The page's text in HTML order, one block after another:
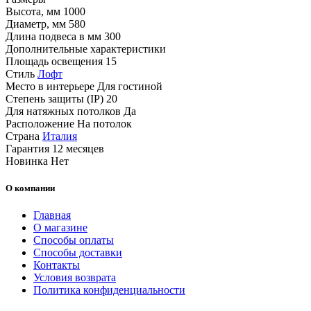
Высота, мм 1000
Диаметр, мм 580
Длина подвеса в мм 300
Дополнительные характеристики
Площадь освещения 15
Стиль Лофт
Место в интерьере Для гостиной
Степень защиты (IP) 20
Для натяжных потолков Да
Расположение На потолок
Страна Италия
Гарантия 12 месяцев
Новинка Нет
О компании
Главная
О магазине
Способы оплаты
Способы доставки
Контакты
Условия возврата
Политика конфиденциальности